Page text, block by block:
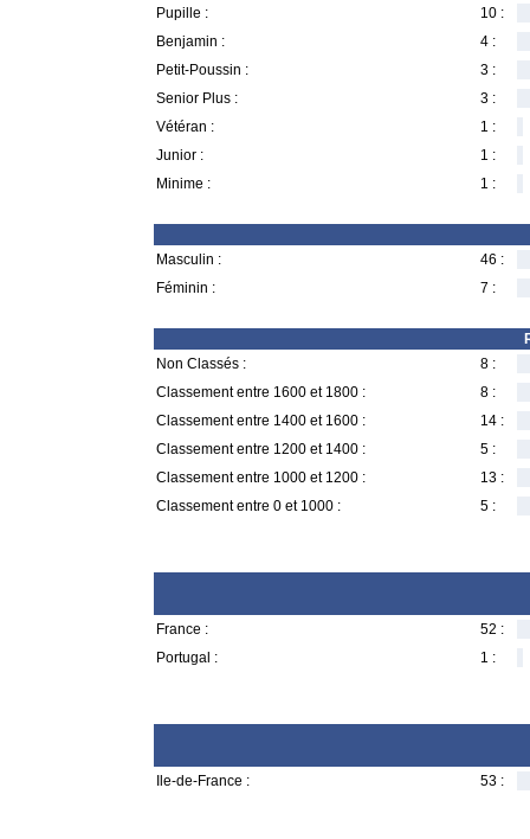
Pupille :
10 :
Benjamin :
4 :
Petit-Poussin :
3 :
Senior Plus :
3 :
Vétéran :
1 :
Junior :
1 :
Minime :
1 :
Masculin :
46 :
Féminin :
7 :
Non Classés :
8 :
Classement entre 1600 et 1800 :
8 :
Classement entre 1400 et 1600 :
14 :
Classement entre 1200 et 1400 :
5 :
Classement entre 1000 et 1200 :
13 :
Classement entre 0 et 1000 :
5 :
France :
52 :
Portugal :
1 :
Ile-de-France : 53 :